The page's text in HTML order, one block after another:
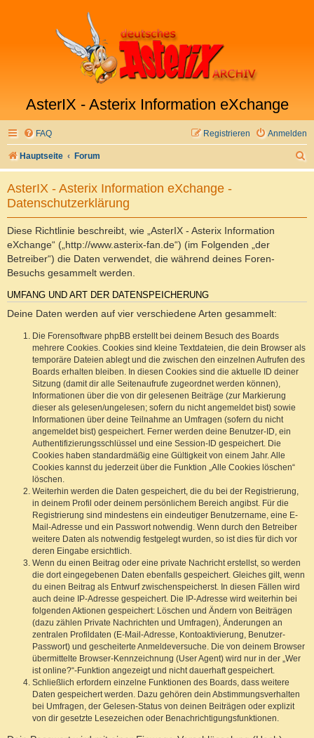
AsterIX - Asterix Information eXchange
FAQ Anmelden
Registrieren
Hauptseite Forum
u
AsterIX - Asterix Information eXchange -
Datenschutzerklärung
Diese Richtlinie beschreibt, wie „AsterIX - Asterix Information
eXchange“ („http://www.asterix-fan.de“) (im Folgenden „der
Betreiber“) die Daten verwendet, die während deines Foren-
Besuchs gesammelt werden.
UMFANG UND ART DER DATENSPEICHERUNG
Deine Daten werden auf vier verschiedene Arten gesammelt:
Die Forensoftware phpBB erstellt bei deinem Besuch des Boards
mehrere Cookies. Cookies sind kleine Textdateien, die dein Browser als
temporäre Dateien ablegt und die zwischen den einzelnen Aufrufen des
Boards erhalten bleiben. In diesen Cookies sind die aktuelle ID deiner
Sitzung (damit dir alle Seitenaufrufe zugeordnet werden können),
Informationen über die von dir gelesenen Beiträge (zur Markierung
dieser als gelesen/ungelesen; sofern du nicht angemeldet bist) sowie
Informationen über deine Teilnahme an Umfragen (sofern du nicht
angemeldet bist) gespeichert. Ferner werden deine Benutzer-ID, ein
Authentifizierungsschlüssel und eine Session-ID gespeichert. Die
Cookies haben standardmäßig eine Gültigkeit von einem Jahr. Alle
Cookies kannst du jederzeit über die Funktion „Alle Cookies löschen“
löschen.
Weiterhin werden die Daten gespeichert, die du bei der Registrierung,
in deinem Profil oder deinem persönlichem Bereich angibst. Für die
Registrierung sind mindestens ein eindeutiger Benutzername, eine E-
Mail-Adresse und ein Passwort notwendig. Wenn durch den Betreiber
weitere Daten als notwendig festgelegt wurden, so ist dies für dich vor
deren Eingabe ersichtlich.
Wenn du einen Beitrag oder eine private Nachricht erstellst, so werden
die dort eingegebenen Daten ebenfalls gespeichert. Gleiches gilt, wenn
du einen Beitrag als Entwurf zwischenspeicherst. In diesen Fällen wird
auch deine IP-Adresse gespeichert. Die IP-Adresse wird weiterhin bei
folgenden Aktionen gespeichert: Löschen und Ändern von Beiträgen
(dazu zählen Private Nachrichten und Umfragen), Änderungen an
zentralen Profildaten (E-Mail-Adresse, Kontoaktivierung, Benutzer-
Passwort) und gescheiterte Anmeldeversuche. Die von deinem Browser
übermittelte Browser-Kennzeichnung (User Agent) wird nur in der „Wer
ist online?“-Funktion angezeigt und nicht dauerhaft gespeichert.
Schließlich erfordern einzelne Funktionen des Boards, dass weitere
Daten gespeichert werden. Dazu gehören dein Abstimmungsverhalten
bei Umfragen, der Gelesen-Status von deinen Beiträgen oder explizit
von dir gesetzte Lesezeichen oder Benachrichtigungsfunktionen.